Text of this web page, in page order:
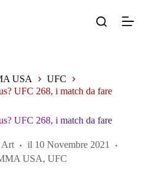
USA
UFC
UFC 268, i match da fare
UFC 268, i match da fare
Art il 10 Novembre 2021
USA, UFC